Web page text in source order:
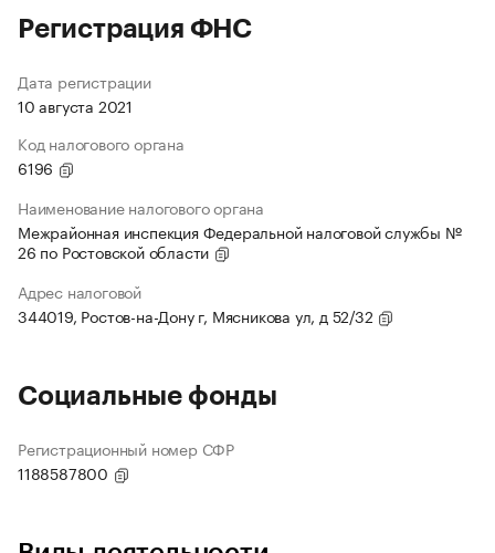
Регистрация ФНС
Дата регистрации
10 августа 2021
Код налогового органа
6196
Наименование налогового органа
Межрайонная инспекция Федеральной налоговой службы №
26 по Ростовской области
Адрес налоговой
344019, Ростов-на-Дону г, Мясникова ул, д 52/32
Социальные фонды
Регистрационный номер СФР
1188587800